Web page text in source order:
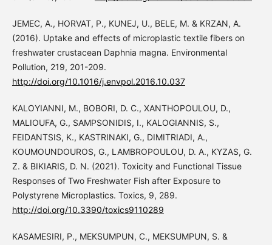
JEMEC, A., HORVAT, P., KUNEJ, U., BELE, M. & KRZAN, A.
(2016). Uptake and effects of microplastic textile fibers on
freshwater crustacean Daphnia magna. Environmental
Pollution, 219, 201-209.
http://doi.org/10.1016/j.envpol.2016.10.037
KALOYIANNI, M., BOBORI, D. C., XANTHOPOULOU, D.,
MALIOUFA, G., SAMPSONIDIS, I., KALOGIANNIS, S.,
FEIDANTSIS, K., KASTRINAKI, G., DIMITRIADI, A.,
KOUMOUNDOUROS, G., LAMBROPOULOU, D. A., KYZAS, G.
Z. & BIKIARIS, D. N. (2021). Toxicity and Functional Tissue
Responses of Two Freshwater Fish after Exposure to
Polystyrene Microplastics. Toxics, 9, 289.
http://doi.org/10.3390/toxics9110289
KASAMESIRI, P., MEKSUMPUN, C., MEKSUMPUN, S. &